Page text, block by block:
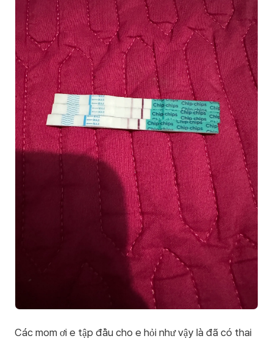
Các mom ơi e tập đầu cho e hỏi như vậy là đã có thai